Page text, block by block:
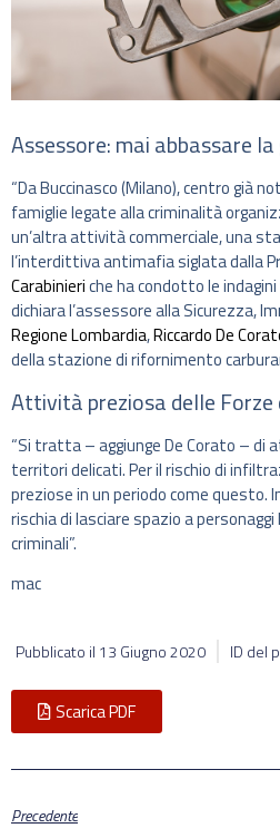
Assessore: mai abbassare
“Da Buccinasco (Milano), centro già
famiglie legate alla criminalità
un’altra attività commerciale, una
l’interdittiva antimafia siglata dalla
Carabinieriche ha condotto le
dichiara l’assessore alla Sicurezza,
Regione Lombardia,Riccardo De
della stazione di rifornimento
Attività preziosa delle Forze
“Si tratta – aggiunge De Corato –
territori delicati. Per il rischio di
preziose in un periodo come questo.
rischia di lasciare spazio a
criminali”.
mac
Pubblicato il 13 Giugno 2020 ID del
Scarica PDF
Precedente